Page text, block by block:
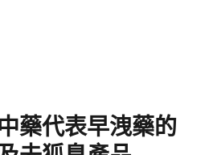
藥代表早洩藥的